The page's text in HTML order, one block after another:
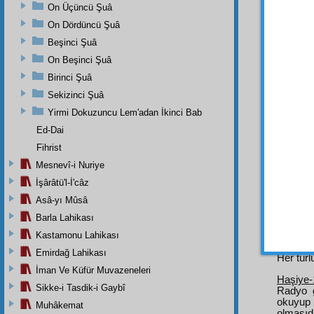
bir
Her
Haşiye-
Radyo
On Üçüncü Şuâ
On Dördüncü Şuâ
Beşinci Şuâ
On Beşinci Şuâ
Birinci Şuâ
Sekizinci Şuâ
Yirmi Dokuzuncu Lem'adan İkinci Bab
Ed-Dai
Fihrist
Mesnevî-i Nuriye
İşârâtü'l-İ'câz
Asâ-yı Mûsâ
Barla Lahikası
Kastamonu Lahikası
Emirdağ Lahikası
İman Ve Küfür Muvazeneleri
Sikke-i Tasdik-i Gaybî
Muhâkemat